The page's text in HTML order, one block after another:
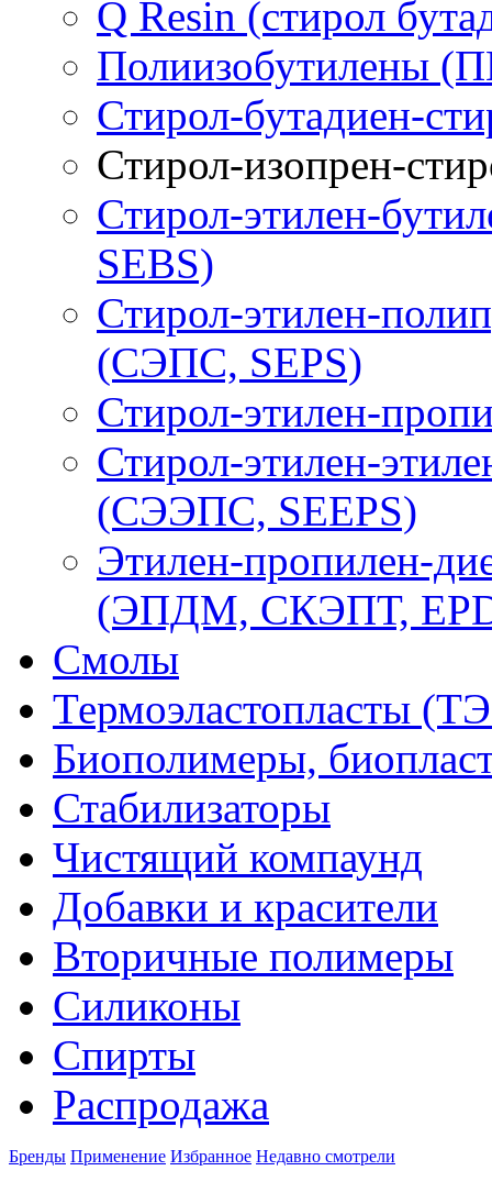
Q Resin (стирол
Полиизобутилены
Стирол-бутадиен-
Стирол-изопрен-
Стирол-этилен-
SEBS)
Стирол-этилен-
(СЭПС, SEPS)
Стирол-этилен-
Стирол-этилен-
(СЭЭПС, SEEPS)
Этилен-пропилен-
(ЭПДМ, СКЭПТ,
Смолы
Термоэластопласты
Биополимеры,
Стабилизаторы
Чистящий компаунд
Добавки и красители
Вторичные полимеры
Силиконы
Спирты
Распродажа
Бренды Применение Избранное Недавно смотрели